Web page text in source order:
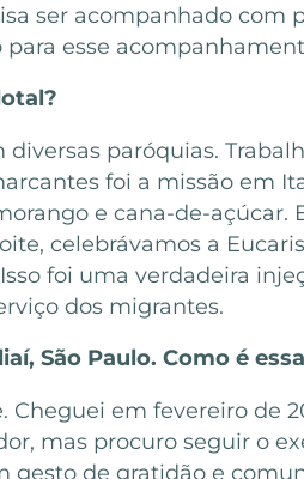
ser acompanhado com
esse
paróquias.
foi a missão em
e cana-de-açúcar.
celebrávamos a
Isso foi uma verdadeira
dos migrantes.
São Paulo. Como é
em fevereiro de
mas procuro seguir o
gesto de gratidão e